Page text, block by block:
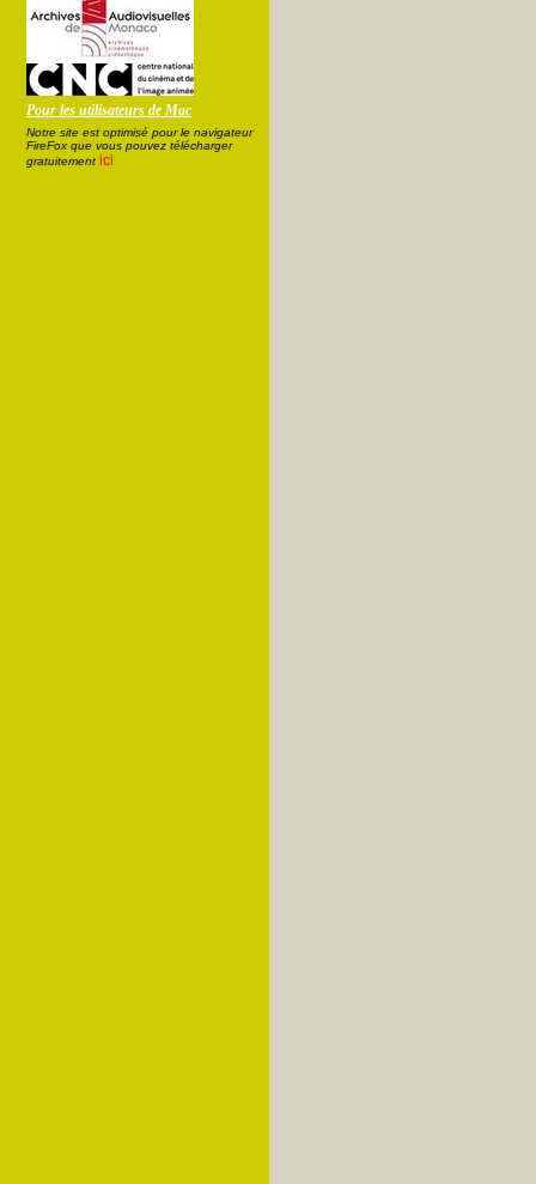
Pour les utilisateurs de Mac
Notre site est optimisé pour le navigateur
FireFox que vous pouvez télécharger
gratuitement ici